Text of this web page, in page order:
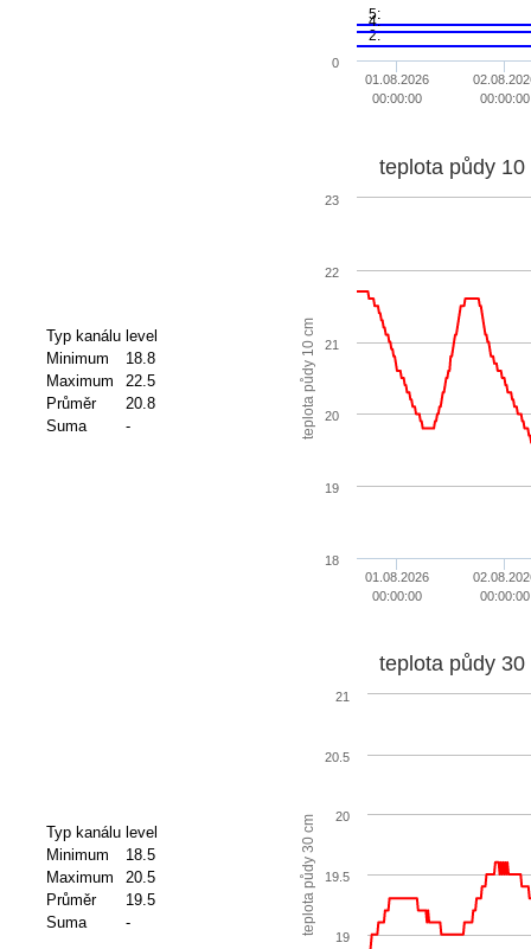
5:
2:
4:
01.08.2026
00:00:00
00:00:00
0
Typ kanálu level
Minimum
18.8
Maximum
22.5
Průměr
20.8
Suma
- teplota půdy 10 cm
teplota půdy 10
01.08.2026
00:00:00
00:00:00
18
19
20
21
22
23
Typ kanálu level
Minimum
18.5
Maximum
20.5
Průměr
19.5
Suma
- teplota půdy 30 cm
teplota půdy 30
19
19.5
20
20.5
21